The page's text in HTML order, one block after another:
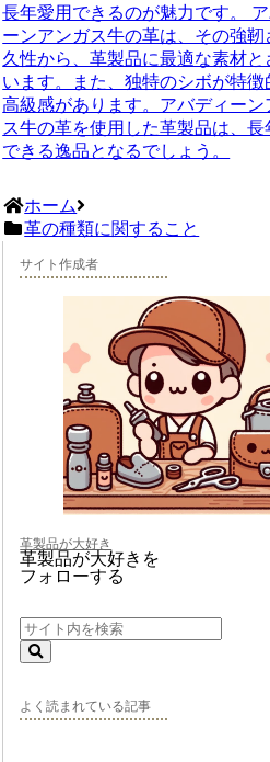
長年愛用できるのが魅力です。
ーンアンガス牛の革は、その強靭
久性から、革製品に最適な素材と
います。また、独特のシボが特徴
高級感があります。アバディーン
ス牛の革を使用した革製品は、長
できる逸品となるでしょう。
ホーム
革の種類に関すること
サイト作成者
革製品が大好き
革製品が大好きを
フォローする
よく読まれている記事